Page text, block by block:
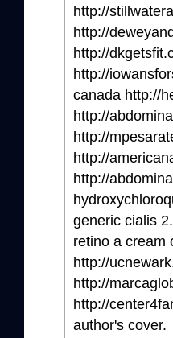
http://
http://
http://
http://
canada http://
http://
http://
http://
http://
generic cialis
retino a cream
http://
http://
http://
author's cover.